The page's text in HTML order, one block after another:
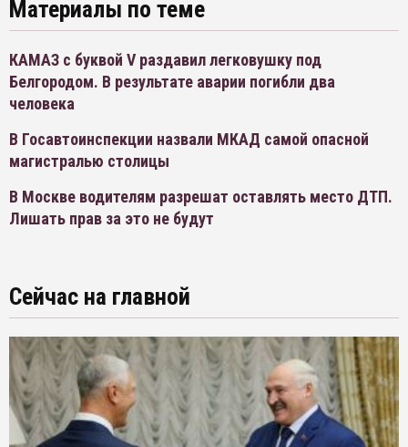
Материалы по теме
КАМАЗ с буквой V раздавил легковушку под
Белгородом. В результате аварии погибли два
человека
В Госавтоинспекции назвали МКАД самой опасной
магистралью столицы
В Москве водителям разрешат оставлять место ДТП.
Лишать прав за это не будут
Сейчас на главной